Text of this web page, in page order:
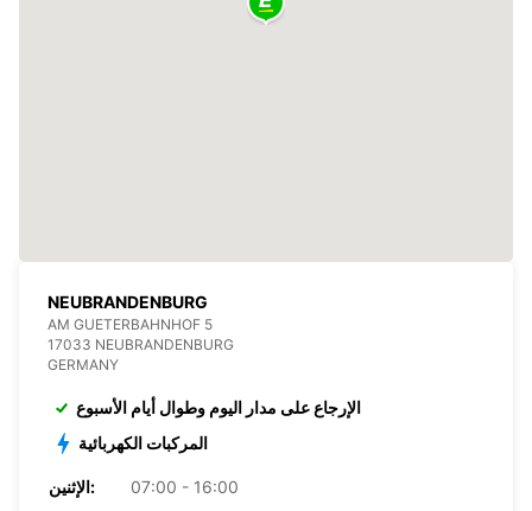
NEUBRANDENBURG
AM GUETERBAHNHOF 5
17033 NEUBRANDENBURG
GERMANY
الإرجاع على مدار اليوم وطوال أيام الأسبوع
المركبات الكهربائية
الإثنين:
07:00 - 16:00